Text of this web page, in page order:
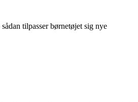
tilpasser børnetøjet sig nye